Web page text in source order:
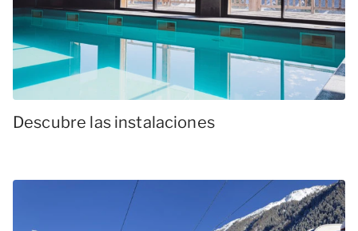
Descubre las instalaciones